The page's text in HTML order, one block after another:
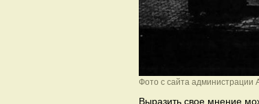
Фото с сайта администрации
Выразить свое мнение